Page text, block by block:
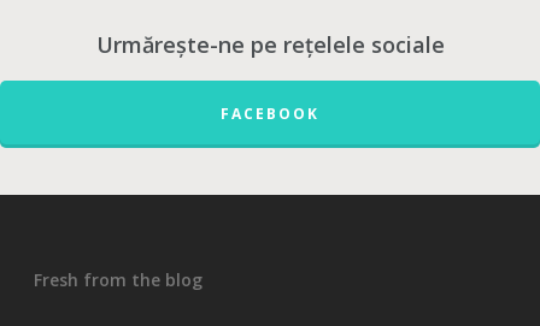
Urmărește-ne pe rețelele sociale
FACEBOOK
Fresh from the blog